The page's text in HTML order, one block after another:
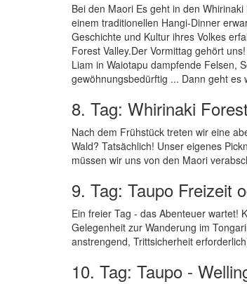
Bei den Maori Es geht in den
einem traditionellen Hangi-Dinner
Geschichte und Kultur ihres Volkes
Forest Valley.Der Vormittag gehört
Liam in Waiotapu dampfende Felsen,
gewöhnungsbedürftig ... Dann geht
8. Tag: Whirinaki
Nach dem Frühstück treten wir eine
Wald? Tatsächlich! Unser eigenes
müssen wir uns von den Maori
9. Tag: Taupo Freizeit
Ein freier Tag - das Abenteuer wartet!
Gelegenheit zur Wanderung im
anstrengend, Trittsicherheit
10. Tag: Taupo -